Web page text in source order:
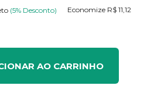
(5% Desconto) Economize R$ 11,12
AO CARRINHO